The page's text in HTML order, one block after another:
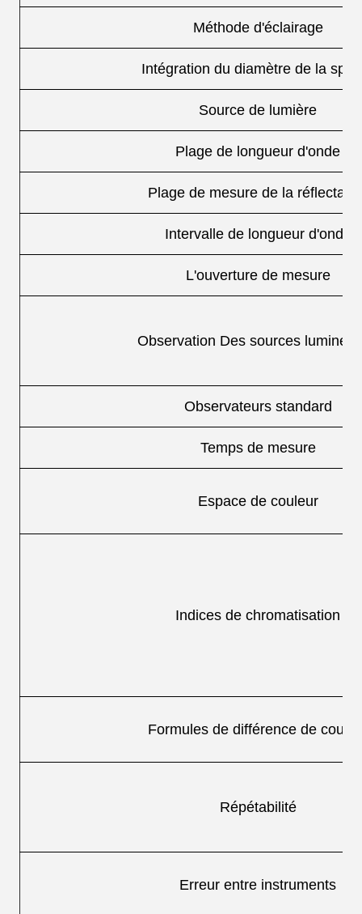
Méthode d'éclairage
Intégration du diamètre de la
Source de lumière
Plage de longueur d'onde
Plage de mesure de la
Intervalle de longueur d'onde
L'ouverture de mesure
Observation Des sources
Observateurs standard
Temps de mesure
Espace de couleur
Indices de chromatisation
Formules de différence de
Répétabilité
Erreur entre instruments